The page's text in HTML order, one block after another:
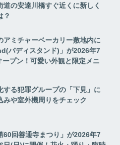
道の安達川橋すぐ近くに新しく
？
アミチャーベーカリー敷地内に
バディスタンド)」が2026年7
ープン！可愛い外観と限定メニ
する犯罪グループの「下見」に
みや室外機周りをチェック
60回善通寺まつり」が2026年7